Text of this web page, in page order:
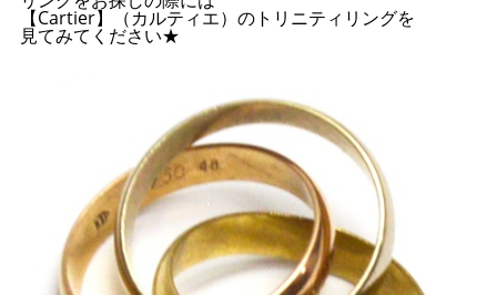
【Cartier】（カルティエ）のトリニティリングを
見てみてください★